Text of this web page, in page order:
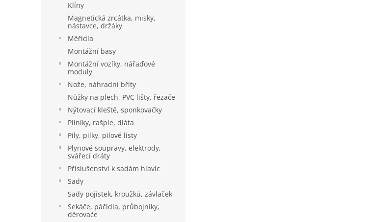
Klíny
Magnetická zrcátka, misky,
nástavce, držáky
Měřidla
Montážní basy
Montážní vozíky, nářaďové
moduly
Nože, náhradní břity
Nůžky na plech, PVC lišty, řezače
Nýtovací kleště, sponkovačky
Pilníky, rašple, dláta
Pily, pilky, pilové listy
Plynové soupravy, elektrody,
svářecí dráty
Příslušenství k sadám hlavic
Sady
Sady pojistek, kroužků, závlaček
Sekáče, páčidla, průbojníky,
děrovače